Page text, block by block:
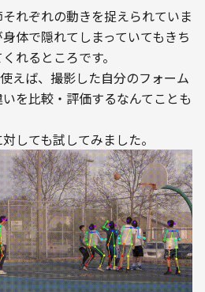
れぞれの動きを捉えられていま
体で隠れてしまっていてもきち
れるところです。
えば、撮影した自分のフォーム
を比較・評価するなんてことも
しても試してみました。